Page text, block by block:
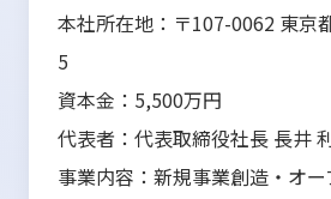
本社所在地：〒107-0062 東京
5
資本金：5,500万円
代表者：代表取締役社長 長井
事業内容：新規事業創造・オ